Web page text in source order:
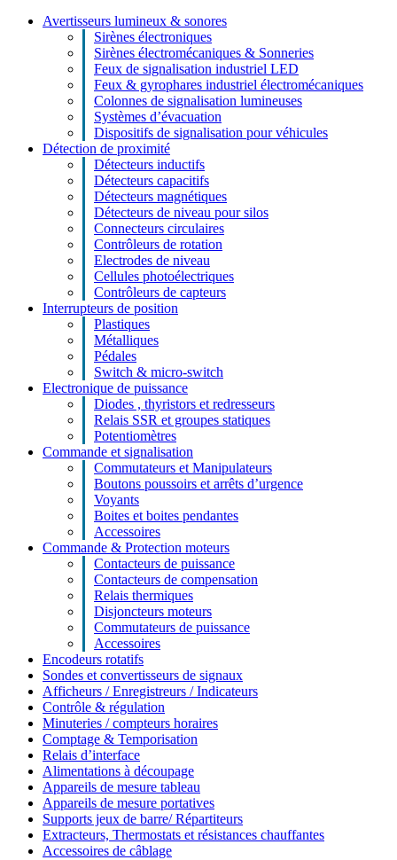
Avertisseurs lumineux & sonores
Sirènes électroniques
Sirènes électromécaniques & Sonneries
Feux de signalisation industriel LED
Feux & gyrophares industriel électromécaniques
Colonnes de signalisation lumineuses
Systèmes d’évacuation
Dispositifs de signalisation pour véhicules
Détection de proximité
Détecteurs inductifs
Détecteurs capacitifs
Détecteurs magnétiques
Détecteurs de niveau pour silos
Connecteurs circulaires
Contrôleurs de rotation
Electrodes de niveau
Cellules photoélectriques
Contrôleurs de capteurs
Interrupteurs de position
Plastiques
Métalliques
Pédales
Switch & micro-switch
Electronique de puissance
Diodes , thyristors et redresseurs
Relais SSR et groupes statiques
Potentiomètres
Commande et signalisation
Commutateurs et Manipulateurs
Boutons poussoirs et arrêts d’urgence
Voyants
Boites et boites pendantes
Accessoires
Commande & Protection moteurs
Contacteurs de puissance
Contacteurs de compensation
Relais thermiques
Disjoncteurs moteurs
Commutateurs de puissance
Accessoires
Encodeurs rotatifs
Sondes et convertisseurs de signaux
Afficheurs / Enregistreurs / Indicateurs
Contrôle & régulation
Minuteries / compteurs horaires
Comptage & Temporisation
Relais d’interface
Alimentations à découpage
Appareils de mesure tableau
Appareils de mesure portatives
Supports jeux de barre/ Répartiteurs
Extracteurs, Thermostats et résistances chauffantes
Accessoires de câblage